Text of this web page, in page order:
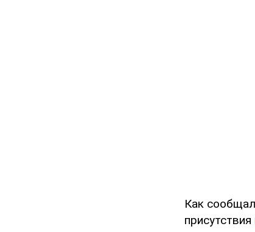
Как
присутствия